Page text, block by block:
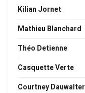
Kilian Jornet
Mathieu Blanchard
Théo Detienne
Casquette Verte
Courtney Dauwalter